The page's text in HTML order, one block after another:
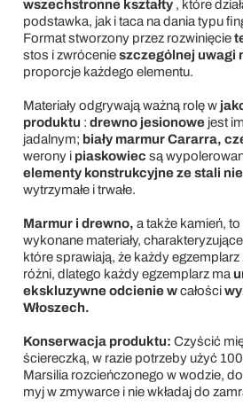
wszechstronne kształty, które
podstawka, jak i taca na dania typu
Format stworzony przez rozwinięcie
stos i zwrócenieszczególnej uwagi
proporcje każdego elementu.
Materiały odgrywają ważną rolę w
produktu : drewno jesionowejest
jadalnym; biały marmur Cararra,
werony i piaskowiec są
elementy konstrukcyjne ze stali
wytrzymałe i trwałe.
Marmur i drewno, a także kamień,
wykonane materiały,
które sprawiają, że każdy
różni, dlatego każdy egzemplarz ma
ekskluzywne odcienie wcałości
Włoszech.
Konserwacja produktu: Czyścić
ściereczką, w razie potrzeby użyć
Marsilia rozcieńczonego w wodzie,
myj w zmywarce i nie wkładaj do